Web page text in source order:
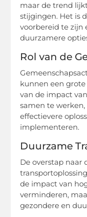
maar de trend
stijgingen. Het is
voorbereid te zijn
duurzamere
Rol van de
kunnen een
van de impact
samen te
effectievere
implementeren.
Duurzame
De overstap naar
de impact van
verminderen,
gezondere en